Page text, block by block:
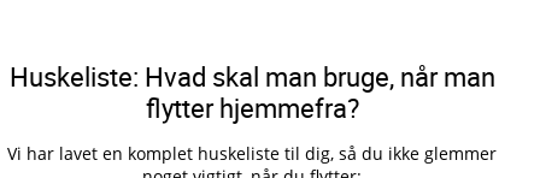
Huskeliste: Hvad skal man bruge, når man
flytter hjemmefra?
Vi har lavet en komplet huskeliste til dig, så du ikke glemmer